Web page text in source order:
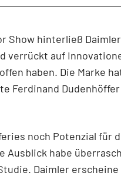
Show hinterließ
verrückt auf
haben. Die Marke
Ferdinand
noch Potenzial für
Ausblick habe
Daimler